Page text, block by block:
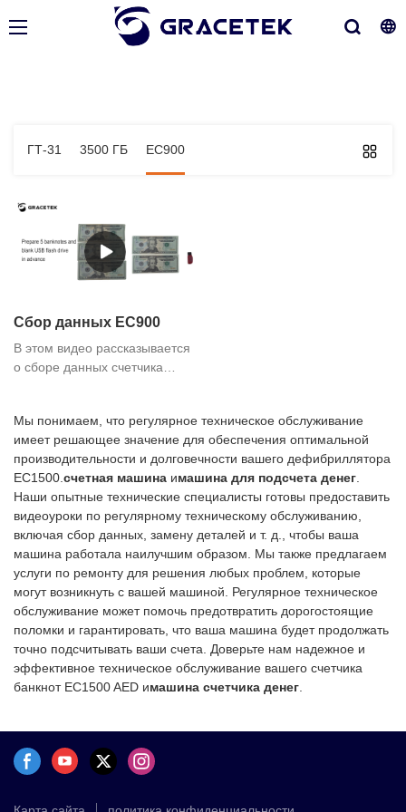
ГТ-31 3500 ГБ ЕС900
Мы понимаем, что регулярное техническое обслуживание
имеет решающее значение для обеспечения оптимальной
производительности и долговечности вашего дефибриллятора
EC1500.счетная машина имашина для подсчета денег.
Наши опытные технические специалисты готовы предоставить
видеоуроки по регулярному техническому обслуживанию,
включая сбор данных, замену деталей и т. д., чтобы ваша
машина работала наилучшим образом. Мы также предлагаем
услуги по ремонту для решения любых проблем, которые
могут возникнуть с вашей машиной. Регулярное техническое
обслуживание может помочь предотвратить дорогостоящие
поломки и гарантировать, что ваша машина будет продолжать
точно подсчитывать ваши счета. Доверьте нам надежное и
эффективное техническое обслуживание вашего счетчика
банкнот EC1500 AED имашина счетчика денег.
Сбор данных EC900
В этом видео рассказывается
о сборе данных счетчика
вы можете связаться с нами